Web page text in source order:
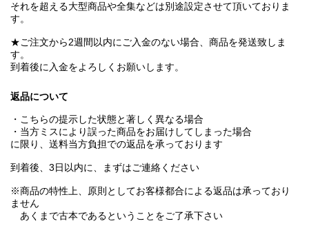
それを超える大型商品や全集などは別途設定させて頂いておりま
す。
★ご注文から2週間以内にご入金のない場合、商品を発送致しま
す。
到着後に入金をよろしくお願いします。
返品について
・こちらの提示した状態と著しく異なる場合
・当方ミスにより誤った商品をお届けしてしまった場合
に限り、送料当方負担での返品を承っております
到着後、3日以内に、まずはご連絡ください
※商品の特性上、原則としてお客様都合による返品は承っており
ません
あくまで古本であるということをご了承下さい